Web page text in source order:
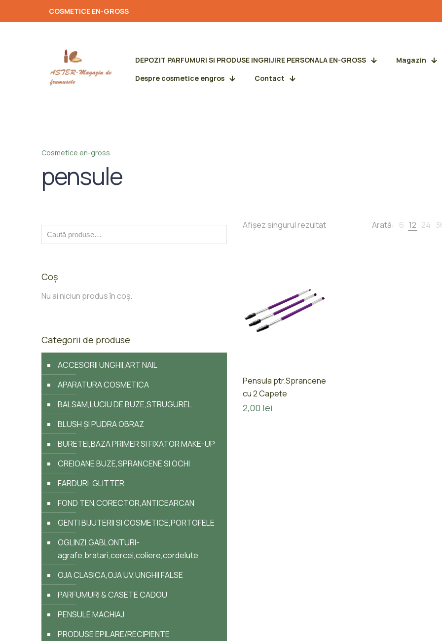
COSMETICE EN-GROSS
DEPOZIT PARFUMURI SI PRODUSE INGRIJIRE PERSONALA EN-GROSS
Magazin
Despre cosmetice engros
Contact
Cosmetice en-gross
pensule
Coș
Nu ai niciun produs în coș.
Categorii de produse
ACCESORII UNGHII,ART NAIL
APARATURA COSMETICA
BALSAM,LUCIU DE BUZE,STRUGUREL
BLUSH ȘI PUDRA OBRAZ
BURETEI,BAZA PRIMER SI FIXATOR MAKE-UP
CREIOANE BUZE,SPRANCENE SI OCHI
FARDURI ,GLITTER
FOND TEN,CORECTOR,ANTICEARCAN
GENTI BIJUTERII SI COSMETICE,PORTOFELE
OGLINZI,GABLONTURI-
agrafe,bratari,cercei,coliere,cordelute
OJA CLASICA,OJA UV,UNGHII FALSE
PARFUMURI & CASETE CADOU
PENSULE MACHIAJ
PRODUSE EPILARE/RECIPIENTE
Afișez singurul rezultat Arată: 6 12 24
Pensula ptr.Sprancene
cu 2 Capete
2,00 lei